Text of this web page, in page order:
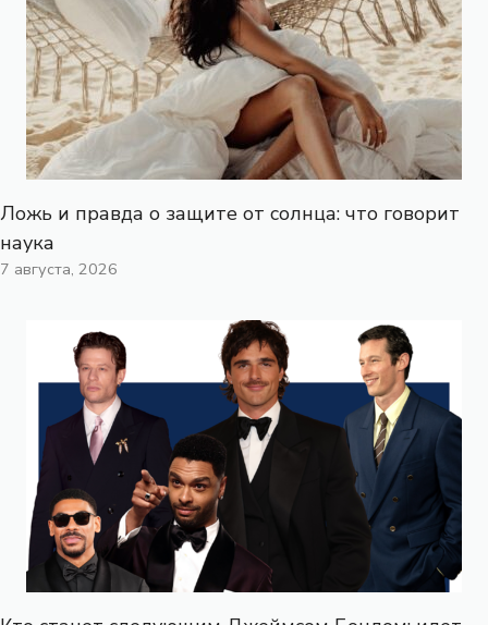
Ложь и правда о защите от солнца: что говорит
наука
7 августа, 2026